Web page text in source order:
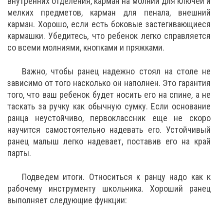
мелких предметов, карман для пенала, внешний
карман. Хорошо, если есть боковые застегивающиеся
кармашки. Убедитесь, что ребенок легко справляется
со всеми молниями, кнопками и пряжками.
Важно, чтобы ранец надежно стоял на столе не
зависимо от того насколько он наполнен. Это гарантия
того, что ваш ребенок будет носить его на спине, а не
таскать за ручку как обычную сумку. Если основание
ранца неустойчиво, первоклассник еще не скоро
научится самостоятельно надевать его. Устойчивый
ранец малыш легко надевает, поставив его на край
парты.
Подведем итоги. Относиться к ранцу надо как к
рабочему инструменту школьника. Хороший ранец
выполняет следующие функции: